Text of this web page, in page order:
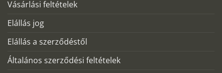
Vásárlási feltételek
Elállás jog
Elállás a szerződéstől
Általános szerződési feltételek